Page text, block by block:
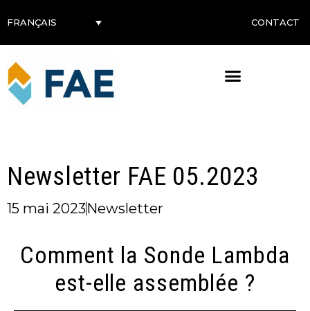
FRANÇAIS CONTACT
Newsletter FAE 05.2023
15 mai 2023Newsletter
Comment la Sonde Lambda
est-elle assemblée ?